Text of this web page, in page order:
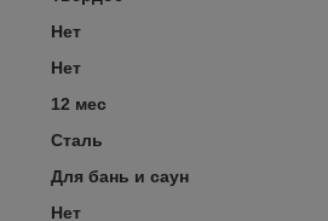
Нет
Нет
12 мес
Сталь
Для бань и саун
Нет